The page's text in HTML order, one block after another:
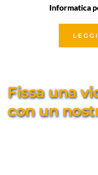
Informatica
Fissa una
con un